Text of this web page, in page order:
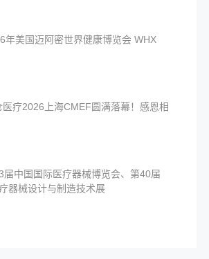
年美国迈阿密世界健康博览会 WHX
医疗2026上海CMEF圆满落幕！感恩相
届中国国际医疗器械博览会、第40届
器械设计与制造技术展